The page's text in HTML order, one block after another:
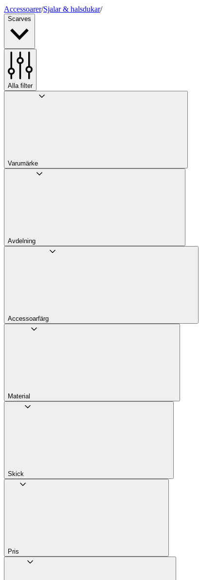
Accessoarer/Sjalar & halsdukar/
Scarves
Alla filter
Varumärke
Avdelning
Accessoarfärg
Material
Skick
Pris